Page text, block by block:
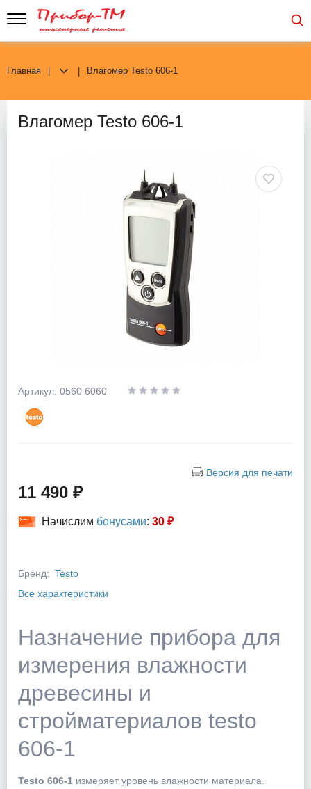
Главная Влагомер Testo 606-1
Влагомер Testo 606-1
Артикул: 0560 6060
Версия для печати
11 490 ₽
Начислим бонусами: 30 ₽
Бренд: Testo
Все характеристики
Назначение прибора для
измерения влажности
древесины и
стройматериалов testo
606-1
Testo 606-1 измеряет уровень влажности материала.